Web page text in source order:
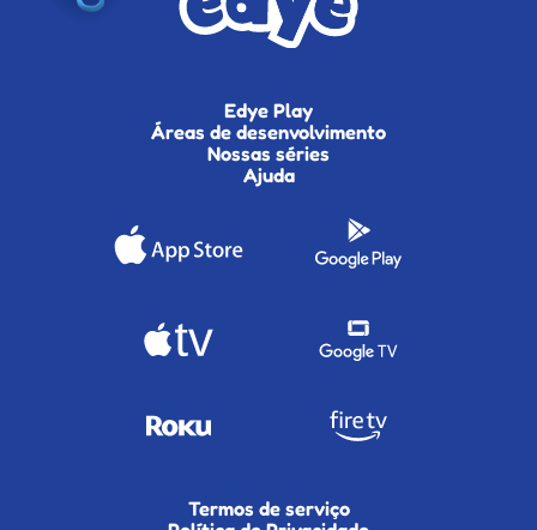
Edye Play
Áreas de desenvolvimento
Nossas séries
Ajuda
Termos de serviço